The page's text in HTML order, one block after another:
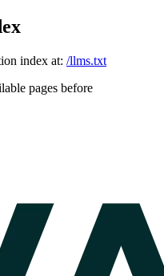
index at: /llms.txt
pages before